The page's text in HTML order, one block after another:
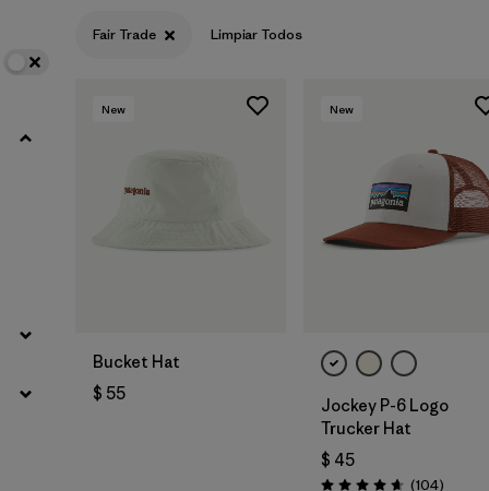
Fair Trade Limpiar Todos
New
Bucket Hat
$ 55
New
Jockey P-6 Logo
Trucker Hat
$ 45
(104)